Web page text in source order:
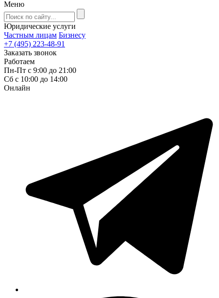
Меню
Юридические услуги
Частным лицам Бизнесу
+7 (495) 223-48-91
Заказать звонок
Работаем
Пн-Пт с 9:00 до 21:00
Сб с 10:00 до 14:00
Онлайн